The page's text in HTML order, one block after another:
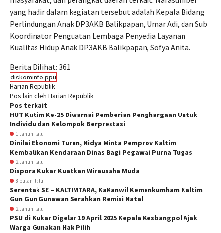
yang hadir dalam kegiatan tersebut adalah Kepala Bidang
Perlindungan Anak DP3AKB Balikpapan, Umar Adi, dan Sub
Koordinator Penguatan Lembaga Penyedia Layanan
Kualitas Hidup Anak DP3AKB Balikpapan, Sofya Anita.
Berita Dilihat: 361
diskominfo ppu
Harian Republik
Pos lain oleh Harian Republik
Pos terkait
HUT Kutim Ke-25 Diwarnai Pemberian Penghargaan Untuk
Individu dan Kelompok Berprestasi
1 tahun lalu
Dinilai Ekonomi Turun, Nidya Minta Pemprov Kaltim
Kembalikan Kendaraan Dinas Bagi Pegawai Purna Tugas
2 tahun lalu
Dispora Kukar Kuatkan Wirausaha Muda
8 bulan lalu
Serentak SE – KALTIMTARA, KaKanwil Kemenkumham Kaltim
Gun Gun Gunawan Serahkan Remisi Natal
2 tahun lalu
PSU di Kukar Digelar 19 April 2025 Kepala Kesbangpol Ajak
Warga Gunakan Hak Pilih